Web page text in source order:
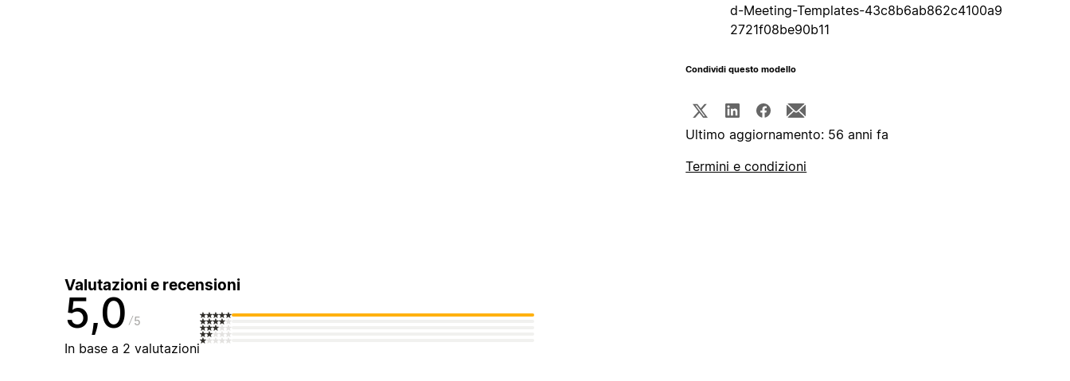
d-Meeting-Templates-43c8b6ab862c4100a9
2721f08be90b11
Condividi questo modello
Ultimo aggiornamento: 56 anni fa
Termini e condizioni
Valutazioni e recensioni
5,0 5
In base a 2 valutazioni